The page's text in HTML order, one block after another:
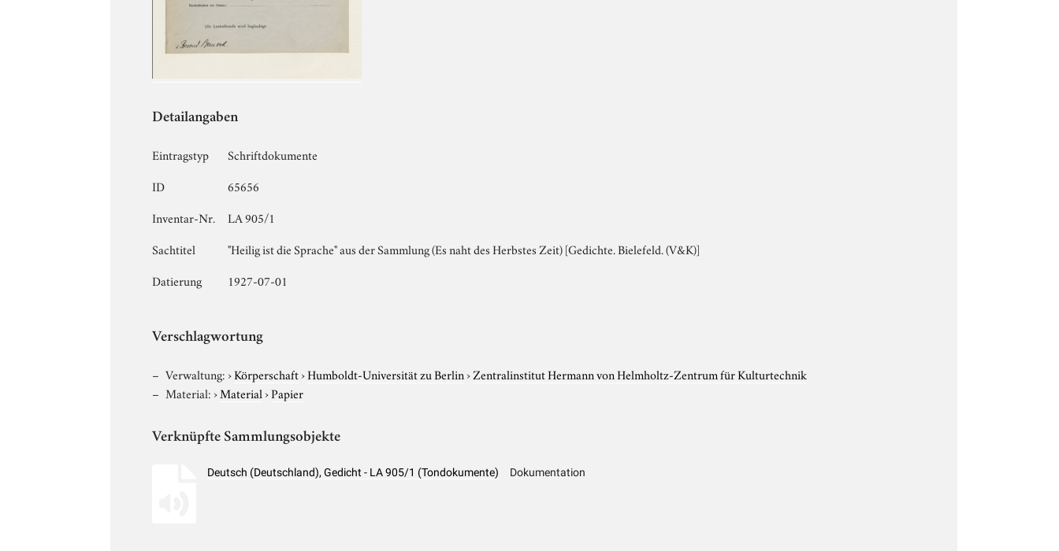
Detailangaben
Eintragstyp
Schriftdokumente
ID
65656
Inventar-Nr.
LA 905/1
Sachtitel
"Heilig ist die Sprache" aus der Sammlung (Es naht des Herbstes Zeit) [Gedichte. Bielefeld. (V&K)]
Datierung
1927-07-01
Verschlagwortung
Verwaltung:›Körperschaft›Humboldt-Universität zu Berlin›Zentralinstitut Hermann von Helmholtz-Zentrum für Kulturtechnik
Material:›Material›Papier
Verknüpfte Sammlungsobjekte
Deutsch (Deutschland), Gedicht - LA 905/1 (Tondokumente) Dokumentation